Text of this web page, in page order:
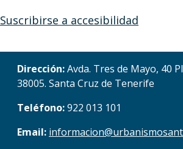
Suscribirse a accesibilidad
Dirección:Avda. Tres de Mayo, 40
38005. Santa Cruz de Tenerife
Teléfono:922 013 101
Email: